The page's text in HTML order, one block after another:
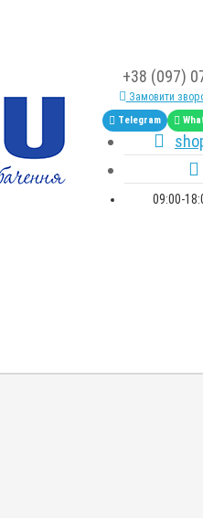
+38 (097)
Замовити
Telegram
09:00-